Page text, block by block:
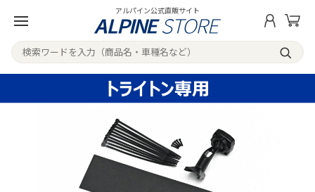
アルパイン公式直販サイト